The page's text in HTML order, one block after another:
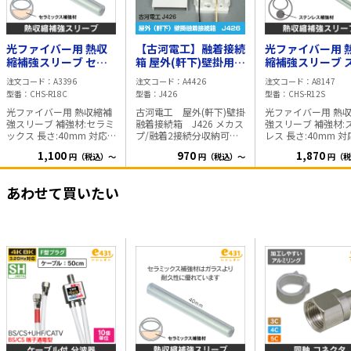
光ファイバー用 熱収
縮補強スリーブ セラ
ミックス補強材 1～8
心用 25本入
注文コード
A3396
型番
CHS-R18C
光ファイバー用 熱収縮補
強スリーブ 補強材:セラミ
ックス 長さ:40mm 対応
プ心線対応) ※改良点※
新型は以前のタイプより
に改良しました。 ※1袋
い適正な 設定を行ってく
ださい。 目安時間:220～
240℃ 40秒 (気温20℃
1,100 円（税込）～
【古河電工】融着接続
箱 屋外(軒下)壁掛用
J426
注文コード
A4426
型番
J426
古河電工 屋外(軒下)壁掛
融着接続箱 J426 メカス
プ/融着2接続分収納可能
の採用 引き通し工法時も
970 円（税込）～
光ファイバー用
縮補強スリーブ
ンレス補強材 1
用【50本入】 1
円～
注文コード
A8147
型番
CHS-R12S
光ファイバー用 熱
強スリーブ 補強材:ステン
レス 長さ:40mm 対
心線対応) ※1袋=50本入
※ ◎融着時間の目安につ
特徴 1～2心用の為
は細くなっており
で、加熱量が少な
します。 また、冷
も早く冷える為、
の設置もスピーデ
行えます。 加工後の直径
同品の収縮後の直
φ2mm程度です。 1
1,870 円（
あわせて買いたい